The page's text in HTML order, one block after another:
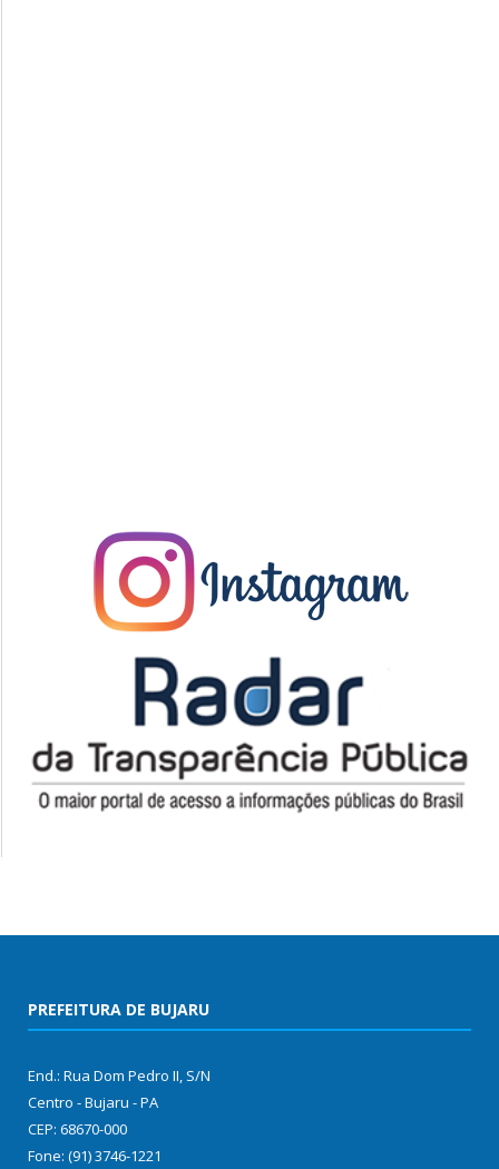
PREFEITURA DE BUJARU
End.: Rua Dom Pedro II, S/N
Centro - Bujaru - PA
CEP: 68670-000
Fone: (91) 3746-1221